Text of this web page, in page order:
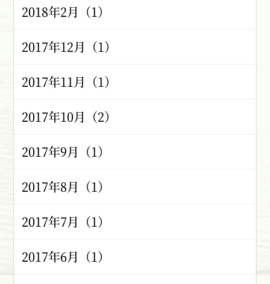
2018年2月（1）
2017年12月（1）
2017年11月（1）
2017年10月（2）
2017年9月（1）
2017年8月（1）
2017年7月（1）
2017年6月（1）